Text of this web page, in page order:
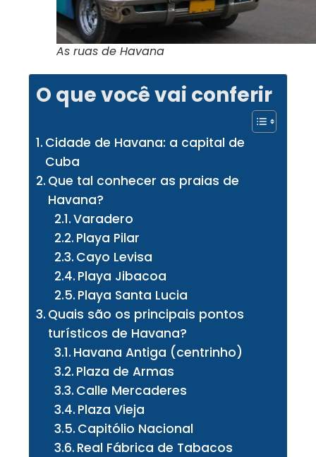
As ruas de Havana
O que você vai conferir
Cidade de Havana: a capital de
Cuba
Que tal conhecer as praias de
Havana?
Varadero
Playa Pilar
Cayo Levisa
Playa Jibacoa
Playa Santa Lucia
Quais são os principais pontos
turísticos de Havana?
Havana Antiga (centrinho)
Plaza de Armas
Calle Mercaderes
Plaza Vieja
Capitólio Nacional
Real Fábrica de Tabacos